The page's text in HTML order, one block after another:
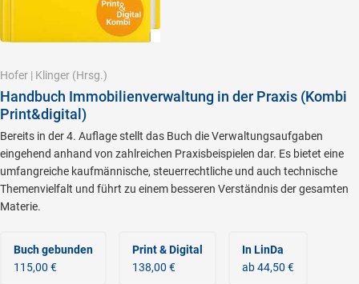
Hofer | Klinger (Hrsg.)
Handbuch Immobilienverwaltung in der Praxis (Kombi
Print&digital)
Bereits in der 4. Auflage stellt das Buch die Verwaltungsaufgaben
eingehend anhand von zahlreichen Praxisbeispielen dar. Es bietet eine
umfangreiche kaufmännische, steuerrechtliche und auch technische
Themenvielfalt und führt zu einem besseren Verständnis der gesamten
Materie.
Buch gebunden
115,00 €
Print & Digital
138,00 €
In LinDa
ab 44,50 €